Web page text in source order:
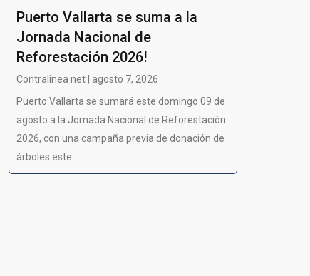
Puerto Vallarta se suma a la
Jornada Nacional de
Reforestación 2026!
Contralinea net | agosto 7, 2026
Puerto Vallarta se sumará este domingo 09 de
agosto a la Jornada Nacional de Reforestación
2026, con una campaña previa de donación de
árboles este...